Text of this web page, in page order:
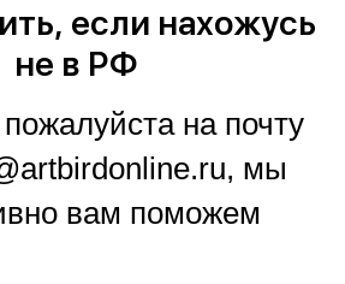
если нахожусь
не в РФ
на почту
мы
вам поможем